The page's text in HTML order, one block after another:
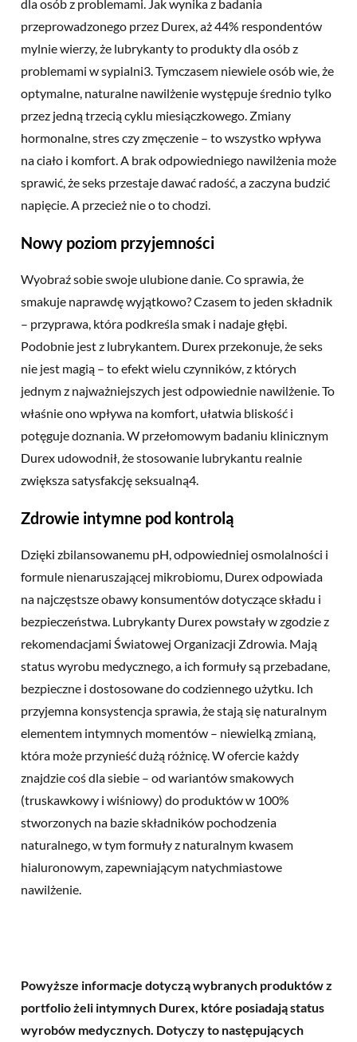
dla osób z problemami. Jak wynika z badania
przeprowadzonego przez Durex, aż 44% respondentów
mylnie wierzy, że lubrykanty to produkty dla osób z
problemami w sypialni3. Tymczasem niewiele osób wie, że
optymalne, naturalne nawilżenie występuje średnio tylko
przez jedną trzecią cyklu miesiączkowego. Zmiany
hormonalne, stres czy zmęczenie – to wszystko wpływa
na ciało i komfort. A brak odpowiedniego nawilżenia może
sprawić, że seks przestaje dawać radość, a zaczyna budzić
napięcie. A przecież nie o to chodzi.
Nowy poziom przyjemności
Wyobraź sobie swoje ulubione danie. Co sprawia, że
smakuje naprawdę wyjątkowo? Czasem to jeden składnik
– przyprawa, która podkreśla smak i nadaje głębi.
Podobnie jest z lubrykantem. Durex przekonuje, że seks
nie jest magią – to efekt wielu czynników, z których
jednym z najważniejszych jest odpowiednie nawilżenie. To
właśnie ono wpływa na komfort, ułatwia bliskość i
potęguje doznania. W przełomowym badaniu klinicznym
Durex udowodnił, że stosowanie lubrykantu realnie
zwiększa satysfakcję seksualną4.­­
Zdrowie intymne pod kontrolą
Dzięki zbilansowanemu pH, odpowiedniej osmolalności i
formule nienaruszającej mikrobiomu, Durex odpowiada
na najczęstsze obawy konsumentów dotyczące składu i
bezpieczeństwa. Lubrykanty Durex powstały w zgodzie z
rekomendacjami Światowej Organizacji Zdrowia. Mają
status wyrobu medycznego, a ich formuły są przebadane,
bezpieczne i dostosowane do codziennego użytku. Ich
przyjemna konsystencja sprawia, że stają się naturalnym
elementem intymnych momentów – niewielką zmianą,
która może przynieść dużą różnicę. W ofercie każdy
znajdzie coś dla siebie – od wariantów smakowych
(truskawkowy i wiśniowy) do produktów w 100%
stworzonych na bazie składników pochodzenia
naturalnego, w tym formuły z naturalnym kwasem
hialuronowym, zapewniającym natychmiastowe
nawilżenie.
Powyższe informacje dotyczą wybranych produktów z
portfolio żeli intymnych Durex, które posiadają status
wyrobów medycznych. Dotyczy to następujących